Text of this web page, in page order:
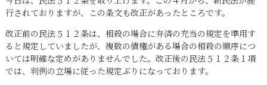
行されておりますが、この条文も改正があったところです。
改正前の民法５１２条は、相殺の場合に弁済の充当の規定を準用す
ると規定していましたが、複数の債権がある場合の相殺の順序につ
いては明確な定めがありませんでした。改正後の民法５１２条１項
では、判例の立場に従った規定ぶりになっております。